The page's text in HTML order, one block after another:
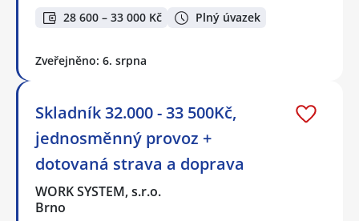
28 600 – 33 000 Kč Plný úvazek
Zveřejněno: 6. srpna
Skladník 32.000 - 33 500Kč,
jednosměnný provoz +
dotovaná strava a doprava
WORK SYSTEM, s.r.o.
Brno